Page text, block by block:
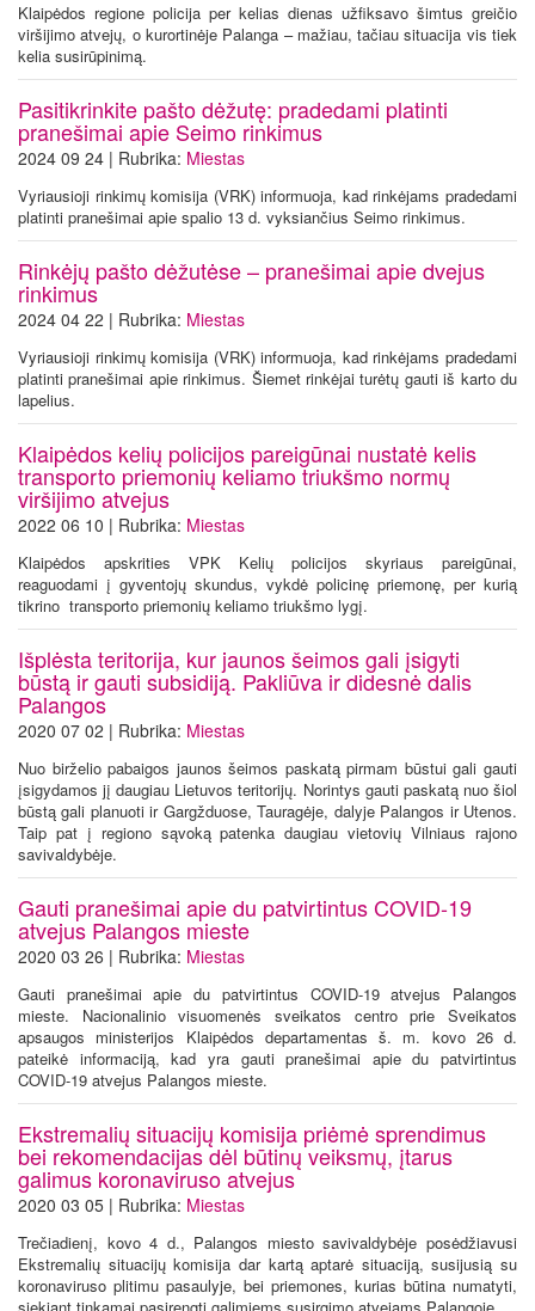
Klaipėdos regione policija per kelias dienas užfiksavo šimtus greičio
viršijimo atvejų, o kurortinėje Palanga – mažiau, tačiau situacija vis tiek
kelia susirūpinimą.
Pasitikrinkite pašto dėžutę: pradedami platinti
pranešimai apie Seimo rinkimus
2024 09 24 | Rubrika: Miestas
Vyriausioji rinkimų komisija (VRK) informuoja, kad rinkėjams pradedami
platinti pranešimai apie spalio 13 d. vyksiančius Seimo rinkimus.
Rinkėjų pašto dėžutėse – pranešimai apie dvejus
rinkimus
2024 04 22 | Rubrika: Miestas
Vyriausioji rinkimų komisija (VRK) informuoja, kad rinkėjams pradedami
platinti pranešimai apie rinkimus. Šiemet rinkėjai turėtų gauti iš karto du
lapelius.
Klaipėdos kelių policijos pareigūnai nustatė kelis
transporto priemonių keliamo triukšmo normų
viršijimo atvejus
2022 06 10 | Rubrika: Miestas
Klaipėdos apskrities VPK Kelių policijos skyriaus pareigūnai,
reaguodami į gyventojų skundus, vykdė policinę priemonę, per kurią
tikrino transporto priemonių keliamo triukšmo lygį.
Išplėsta teritorija, kur jaunos šeimos gali įsigyti
būstą ir gauti subsidiją. Pakliūva ir didesnė dalis
Palangos
2020 07 02 | Rubrika: Miestas
Nuo birželio pabaigos jaunos šeimos paskatą pirmam būstui gali gauti
įsigydamos jį daugiau Lietuvos teritorijų. Norintys gauti paskatą nuo šiol
būstą gali planuoti ir Gargžduose, Tauragėje, dalyje Palangos ir Utenos.
Taip pat į regiono sąvoką patenka daugiau vietovių Vilniaus rajono
savivaldybėje.
Gauti pranešimai apie du patvirtintus COVID-19
atvejus Palangos mieste
2020 03 26 | Rubrika: Miestas
Gauti pranešimai apie du patvirtintus COVID-19 atvejus Palangos
mieste. Nacionalinio visuomenės sveikatos centro prie Sveikatos
apsaugos ministerijos Klaipėdos departamentas š. m. kovo 26 d.
pateikė informaciją, kad yra gauti pranešimai apie du patvirtintus
COVID-19 atvejus Palangos mieste.
Ekstremalių situacijų komisija priėmė sprendimus
bei rekomendacijas dėl būtinų veiksmų, įtarus
galimus koronaviruso atvejus
2020 03 05 | Rubrika: Miestas
Trečiadienį, kovo 4 d., Palangos miesto savivaldybėje posėdžiavusi
Ekstremalių situacijų komisija dar kartą aptarė situaciją, susijusią su
koronaviruso plitimu pasaulyje, bei priemones, kurias būtina numatyti,